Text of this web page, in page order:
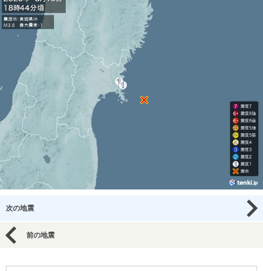
次の地震
前の地震